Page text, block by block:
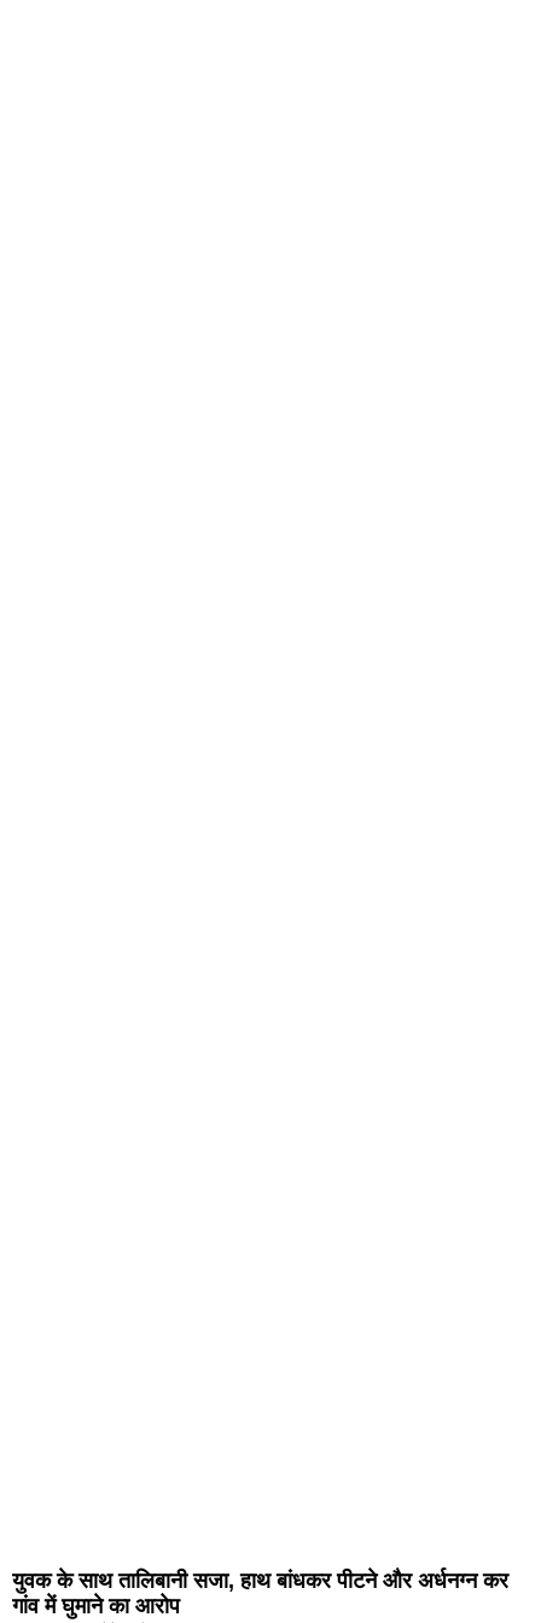
युवक के साथ तालिबानी सजा, हाथ बांधकर पीटने और अर्धनग्न कर
गांव में घुमाने का आरोप